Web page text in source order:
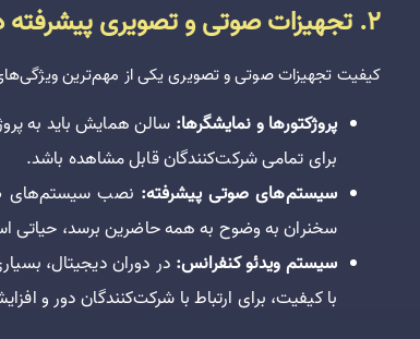
2. تجهیزات صوتی و تصویری پیشرفته در سالن اجتماعات
کیفیت تجهیزات صوتی و تصویری یکی از مهم‌ترین
پروژکتورها و نمایشگرها: سالن همایش باید به
برای تمامی شرکت‌کنندگان قابل مشاهده باشد.
سیستم‌های صوتی پیشرفته: نصب سیستم‌های
سخنران به وضوح به همه حاضرین برسد، حیاتی
سیستم ویدئو کنفرانس: در دوران دیجیتال،
با کیفیت، برای ارتباط با شرکت‌کنندگان دور و